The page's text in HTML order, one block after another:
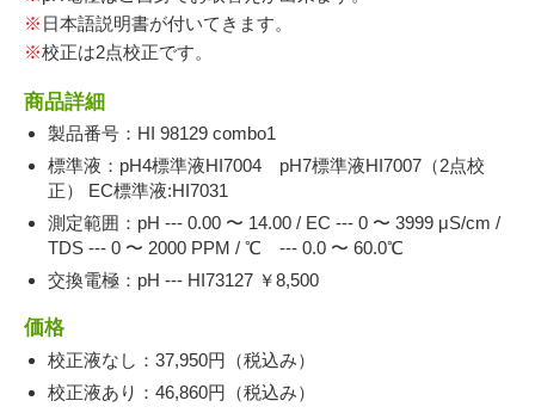
※ 日本語説明書が付いてきます。
※校正は2点校正です。
商品詳細
製品番号：HI 98129 combo1
標準液：pH4標準液HI7004 pH7標準液HI7007（2点校
正） EC標準液:HI7031
測定範囲：pH --- 0.00 〜 14.00 / EC --- 0 〜 3999 μS/cm /
TDS --- 0 〜 2000 PPM / ℃ --- 0.0 〜 60.0℃
交換電極：pH --- HI73127 ￥8,500
価格
校正液なし：37,950円（税込み）
校正液あり：46,860円（税込み）